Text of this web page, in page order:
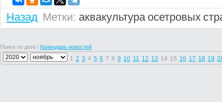
Назад Метки: аквакультура осетровых
Поиск по дате / Календарь новостей
1 2 3 4 5 6 7 8 9 10 11 12 13 14 15 16 17 18 19